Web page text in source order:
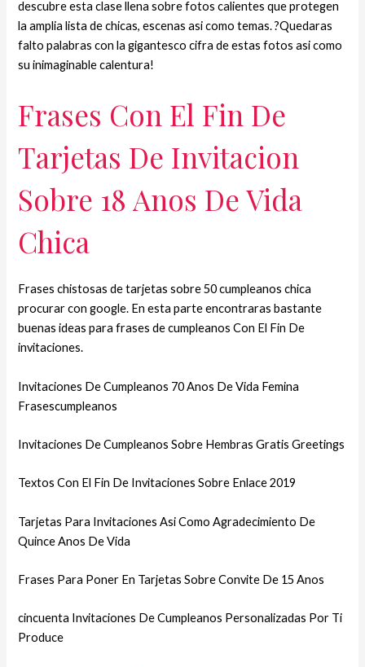
descubre esta clase llena sobre fotos calientes que protegen
la amplia lista de chicas, escenas asi­ como temas. ?Quedaras
falto palabras con la gigantesco cifra de estas fotos asi­ como
su inimaginable calentura!
Frases Con El Fin De
Tarjetas De Invitacion
Sobre 18 Anos De Vida
Chica
Frases chistosas de tarjetas sobre 50 cumpleanos chica
procurar con google. En esta parte encontraras bastante
buenas ideas para frases de cumpleanos Con El Fin De
invitaciones.
Invitaciones De Cumpleanos 70 Anos De Vida Femina
Frasescumpleanos
Invitaciones De Cumpleanos Sobre Hembras Gratis Greetings
Textos Con El Fin De Invitaciones Sobre Enlace 2019
Tarjetas Para Invitaciones Asi­ Como Agradecimiento De
Quince Anos De Vida
Frases Para Poner En Tarjetas Sobre Convite De 15 Anos
cincuenta Invitaciones De Cumpleanos Personalizadas Por Ti
Produce